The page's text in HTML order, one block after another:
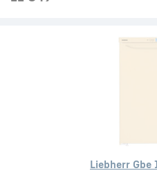
Liebherr Gbe